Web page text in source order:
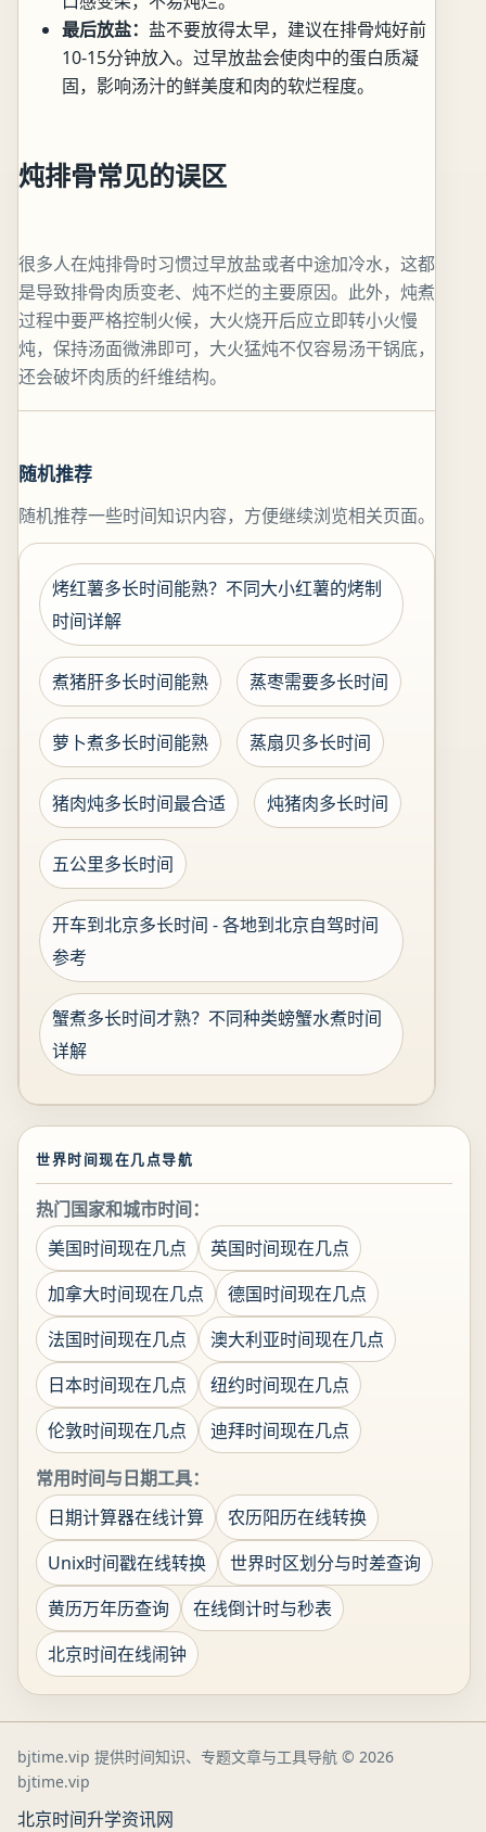
最后放盐： 盐不要放得太早，建议在排骨炖好前
10-15分钟放入。过早放盐会使肉中的蛋白质凝
固，影响汤汁的鲜美度和肉的软烂程度。
炖排骨常见的误区
很多人在炖排骨时习惯过早放盐或者中途加冷水，这都
是导致排骨肉质变老、炖不烂的主要原因。此外，炖煮
过程中要严格控制火候，大火烧开后应立即转小火慢
炖，保持汤面微沸即可，大火猛炖不仅容易汤干锅底，
还会破坏肉质的纤维结构。
随机推荐
随机推荐一些时间知识内容，方便继续浏览相关页面。
烤红薯多长时间能熟？不同大小红薯的烤制
时间详解
煮猪肝多长时间能熟 蒸枣需要多长时间
萝卜煮多长时间能熟 蒸扇贝多长时间
猪肉炖多长时间最合适 炖猪肉多长时间
五公里多长时间
开车到北京多长时间 - 各地到北京自驾时间
参考
蟹煮多长时间才熟？不同种类螃蟹水煮时间
详解
世界时间现在几点导航
热门国家和城市时间：
美国时间现在几点
英国时间现在几点
加拿大时间现在几点
德国时间现在几点
法国时间现在几点
澳大利亚时间现在几点
日本时间现在几点
纽约时间现在几点
伦敦时间现在几点
迪拜时间现在几点
常用时间与日期工具：
日期计算器在线计算
农历阳历在线转换
Unix时间戳在线转换
世界时区划分与时差查询
黄历万年历查询
在线倒计时与秒表
北京时间在线闹钟
bjtime.vip 提供时间知识、专题文章与工具导航 © 2026
bjtime.vip
北京时间升学资讯网